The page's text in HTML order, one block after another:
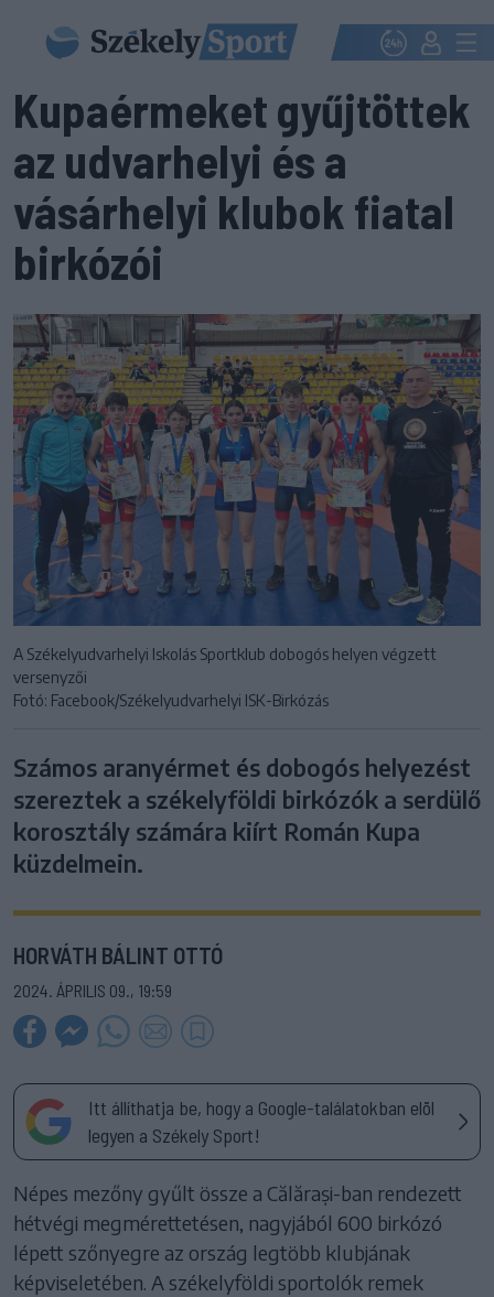
Kupaérmeket gyűjtöttek
az udvarhelyi és a
vásárhelyi klubok fiatal
birkózói
A Székelyudvarhelyi Iskolás Sportklub dobogós helyen végzett
versenyzői
Fotó: Facebook/Székelyudvarhelyi ISK-Birkózás
Számos aranyérmet és dobogós helyezést
szereztek a székelyföldi birkózók a serdülő
korosztály számára kiírt Román Kupa
küzdelmein.
HORVÁTH BÁLINT OTTÓ
2024. ÁPRILIS 09., 19:59
Itt állíthatja be, hogy a Google-találatokban elöl
legyen a Székely Sport!
Népes mezőny gyűlt össze a Călărași-ban rendezett
hétvégi megmérettetésen, nagyjából 600 birkózó
lépett szőnyegre az ország legtöbb klubjának
képviseletében. A székelyföldi sportolók remek